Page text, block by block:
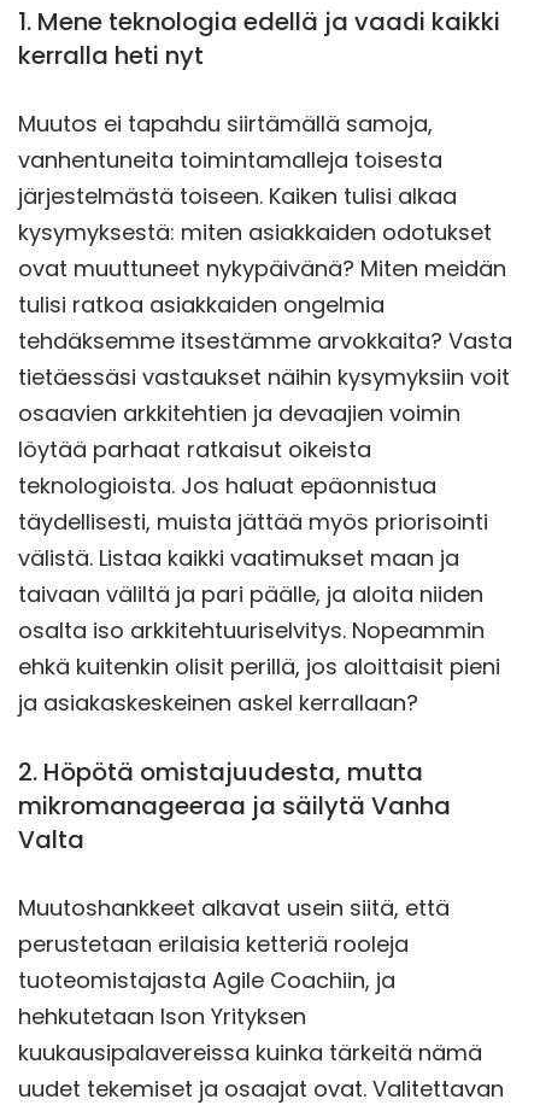
1. Mene teknologia edellä ja vaadi kaikki
kerralla heti nyt
Muutos ei tapahdu siirtämällä samoja,
vanhentuneita toimintamalleja toisesta
järjestelmästä toiseen. Kaiken tulisi alkaa
kysymyksestä: miten asiakkaiden odotukset
ovat muuttuneet nykypäivänä? Miten meidän
tulisi ratkoa asiakkaiden ongelmia
tehdäksemme itsestämme arvokkaita? Vasta
tietäessäsi vastaukset näihin kysymyksiin voit
osaavien arkkitehtien ja devaajien voimin
löytää parhaat ratkaisut oikeista
teknologioista. Jos haluat epäonnistua
täydellisesti, muista jättää myös priorisointi
välistä. Listaa kaikki vaatimukset maan ja
taivaan väliltä ja pari päälle, ja aloita niiden
osalta iso arkkitehtuuriselvitys. Nopeammin
ehkä kuitenkin olisit perillä, jos aloittaisit pieni
ja asiakaskeskeinen askel kerrallaan?
2. Höpötä omistajuudesta, mutta
mikromanageeraa ja säilytä Vanha
Valta
Muutoshankkeet alkavat usein siitä, että
perustetaan erilaisia ketteriä rooleja
tuoteomistajasta Agile Coachiin, ja
hehkutetaan Ison Yrityksen
kuukausipalavereissa kuinka tärkeitä nämä
uudet tekemiset ja osaajat ovat. Valitettavan